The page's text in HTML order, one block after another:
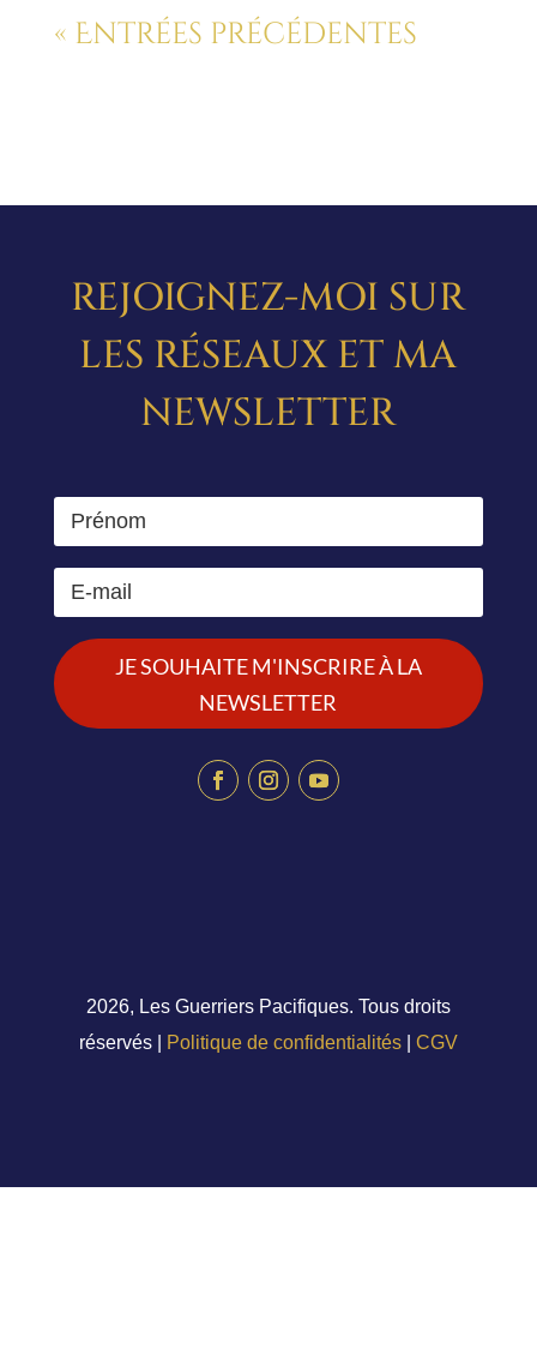
« Entrées précédentes
REJOIGNEZ-MOI SUR
LES RÉSEAUX ET MA
NEWSLETTER
JE SOUHAITE M'INSCRIRE À LA
NEWSLETTER
2026, Les Guerriers Pacifiques. Tous droits
réservés |
Politique de confidentialités| CGV